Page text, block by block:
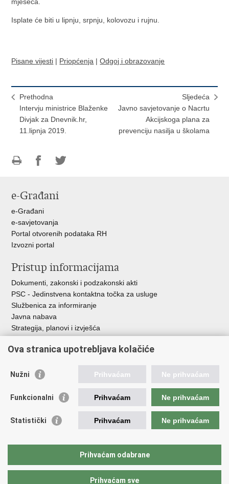
Isplate će biti u lipnju, srpnju, kolovozu i rujnu.
Pisane vijesti | Priopćenja |Odgoj i obrazovanje
Prethodna
Intervju ministrice Blaženke
Divjak za Dnevnik.hr,
11.lipnja 2019.
Sljedeća
Javno savjetovanje o Nacrtu
Akcijskoga plana za
prevenciju nasilja u školama
FacebookuTwitteru
e-Građani
e-Građani
e-savjetovanja
Portal otvorenih podataka RH
Izvozni portal
Pristup informacijama
Dokumenti, zakonski i podzakonski akti
PSC - Jedinstvena kontaktna točka za usluge
Službenica za informiranje
Javna nabava
Strategija, planovi i izvješća
Korisne poveznice
Vlada RH
ASOO
CARNET
Ova stranica upotrebljava kolačiće
Nužni Prihvaćam Ne prihvaćam
Funkcionalni Prihvaćam Ne prihvaćam
Statistički Prihvaćam Ne prihvaćam
Prihvaćam odabrane
Prihvaćam sve